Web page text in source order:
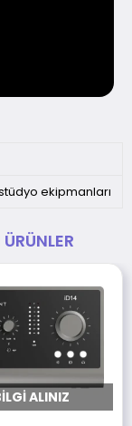
ekipmanları
ALINIZ